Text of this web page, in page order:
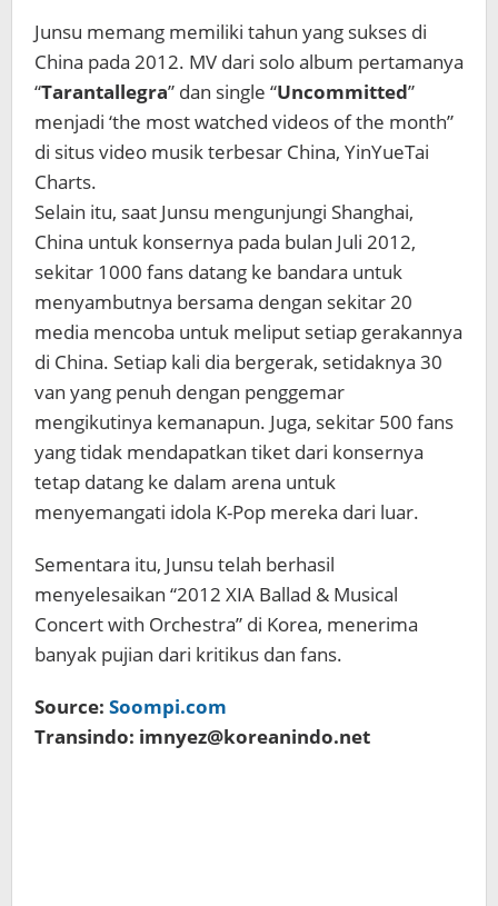
Junsu memang memiliki tahun yang sukses di
China pada 2012. MV dari solo album pertamanya
“Tarantallegra” dan single “Uncommitted”
menjadi ‘the most watched videos of the month”
di situs video musik terbesar China, YinYueTai
Charts.
Selain itu, saat Junsu mengunjungi Shanghai,
China untuk konsernya pada bulan Juli 2012,
sekitar 1000 fans datang ke bandara untuk
menyambutnya bersama dengan sekitar 20
media mencoba untuk meliput setiap gerakannya
di China. Setiap kali dia bergerak, setidaknya 30
van yang penuh dengan penggemar
mengikutinya kemanapun. Juga, sekitar 500 fans
yang tidak mendapatkan tiket dari konsernya
tetap datang ke dalam arena untuk
menyemangati idola K-Pop mereka dari luar.
Sementara itu, Junsu telah berhasil
menyelesaikan “2012 XIA Ballad & Musical
Concert with Orchestra” di Korea, menerima
banyak pujian dari kritikus dan fans.
Source: Soompi.com
Transindo: imnyez@koreanindo.net